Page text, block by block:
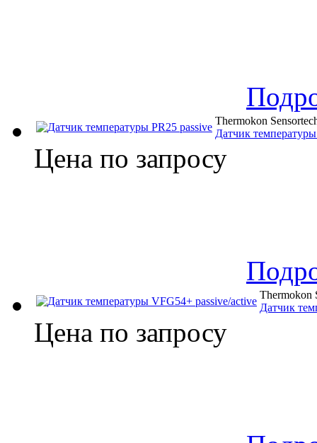
Thermokon
Датчик
Цена по запросу
Thermokon
Датчик
Цена по запросу